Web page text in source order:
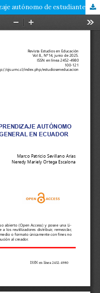
Gestión docente para el aprendizaje autónomo de estudiantes de básica general en Ecuador